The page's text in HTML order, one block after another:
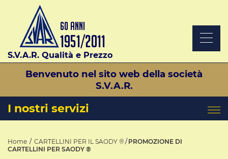
S.V.A.R. Qualità e Prezzo
Benvenuto nel sito web della società
S.V.A.R.
I nostri servizi
Home CARTELLINI PER IL SAODY ®
PROMOZIONE DI
CARTELLINI PER SAODY ®